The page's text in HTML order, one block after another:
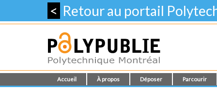
< Retour au portail
Accueil À propos Déposer Parcourir